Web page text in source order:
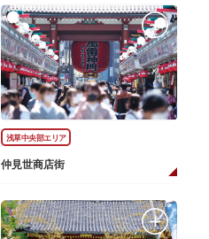
浅草中央部エリア
仲見世商店街